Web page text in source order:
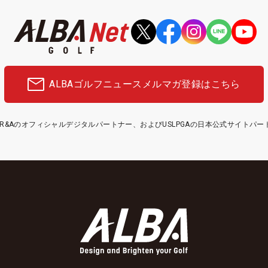
ALBAゴルフニュース メルマガ登録はこちら
のオフィシャルデジタルパートナー、およびUSLPGAの日本公式サイトパー